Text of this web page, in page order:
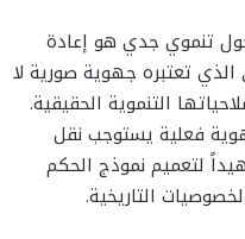
تنموي جدي هو إعادة
تعتبره جهوية صورية لا
التنموية الحقيقية.
فعلية يستوجب نقل
لتعميم نموذج الحكم
التاريخية.